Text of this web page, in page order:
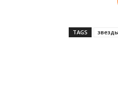
TAGS звезды